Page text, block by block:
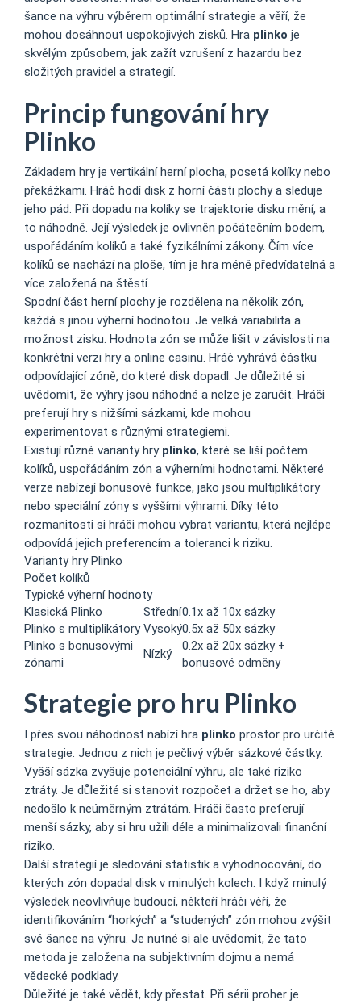
šance na výhru výběrem optimální strategie a věří, že
mohou dosáhnout uspokojivých zisků. Hra plinko je
skvělým způsobem, jak zažít vzrušení z hazardu bez
složitých pravidel a strategií.
Princip fungování hry
Plinko
Základem hry je vertikální herní plocha, posetá kolíky nebo
překážkami. Hráč hodí disk z horní části plochy a sleduje
jeho pád. Při dopadu na kolíky se trajektorie disku mění, a
to náhodně. Její výsledek je ovlivněn počátečním bodem,
uspořádáním kolíků a také fyzikálními zákony. Čím více
kolíků se nachází na ploše, tím je hra méně předvídatelná a
více založená na štěstí.
Spodní část herní plochy je rozdělena na několik zón,
každá s jinou výherní hodnotou. Je velká variabilita a
možnost zisku. Hodnota zón se může lišit v závislosti na
konkrétní verzi hry a online casinu. Hráč vyhrává částku
odpovídající zóně, do které disk dopadl. Je důležité si
uvědomit, že výhry jsou náhodné a nelze je zaručit. Hráči
preferují hry s nižšími sázkami, kde mohou
experimentovat s různými strategiemi.
Existují různé varianty hry plinko, které se liší počtem
kolíků, uspořádáním zón a výherními hodnotami. Některé
verze nabízejí bonusové funkce, jako jsou multiplikátory
nebo speciální zóny s vyššími výhrami. Díky této
rozmanitosti si hráči mohou vybrat variantu, která nejlépe
odpovídá jejich preferencím a toleranci k riziku.
Varianty hry Plinko
Počet kolíků
Typické výherní hodnoty
Klasická Plinko
Střední0.1x až 10x sázky
Plinko s multiplikátory Vysoký0.5x až 50x sázky
Plinko s bonusovými
zónami
Nízký
0.2x až 20x sázky +
bonusové odměny
Strategie pro hru Plinko
I přes svou náhodnost nabízí hra plinko prostor pro určité
strategie. Jednou z nich je pečlivý výběr sázkové částky.
Vyšší sázka zvyšuje potenciální výhru, ale také riziko
ztráty. Je důležité si stanovit rozpočet a držet se ho, aby
nedošlo k neúměrným ztrátám. Hráči často preferují
menší sázky, aby si hru užili déle a minimalizovali finanční
riziko.
Další strategií je sledování statistik a vyhodnocování, do
kterých zón dopadal disk v minulých kolech. I když minulý
výsledek neovlivňuje budoucí, někteří hráči věří, že
identifikováním “horkých” a “studených” zón mohou zvýšit
své šance na výhru. Je nutné si ale uvědomit, že tato
metoda je založena na subjektivním dojmu a nemá
vědecké podklady.
Důležité je také vědět, kdy přestat. Při sérii proher je